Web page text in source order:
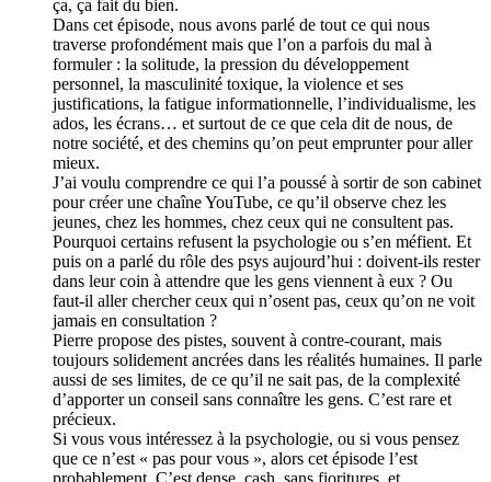
ça, ça fait du bien.
Dans cet épisode, nous avons parlé de tout ce qui nous
traverse profondément mais que l’on a parfois du mal à
formuler : la solitude, la pression du développement
personnel, la masculinité toxique, la violence et ses
justifications, la fatigue informationnelle, l’individualisme, les
ados, les écrans… et surtout de ce que cela dit de nous, de
notre société, et des chemins qu’on peut emprunter pour aller
mieux.
J’ai voulu comprendre ce qui l’a poussé à sortir de son cabinet
pour créer une chaîne YouTube, ce qu’il observe chez les
jeunes, chez les hommes, chez ceux qui ne consultent pas.
Pourquoi certains refusent la psychologie ou s’en méfient. Et
puis on a parlé du rôle des psys aujourd’hui : doivent-ils rester
dans leur coin à attendre que les gens viennent à eux ? Ou
faut-il aller chercher ceux qui n’osent pas, ceux qu’on ne voit
jamais en consultation ?
Pierre propose des pistes, souvent à contre-courant, mais
toujours solidement ancrées dans les réalités humaines. Il parle
aussi de ses limites, de ce qu’il ne sait pas, de la complexité
d’apporter un conseil sans connaître les gens. C’est rare et
précieux.
Si vous vous intéressez à la psychologie, ou si vous pensez
que ce n’est « pas pour vous », alors cet épisode l’est